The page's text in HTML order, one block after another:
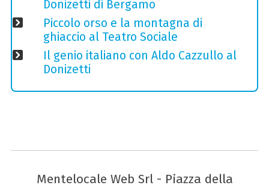
Donizetti di Bergamo
Piccolo orso e la montagna di
ghiaccio al Teatro Sociale
Il genio italiano con Aldo Cazzullo al
Donizetti
Mentelocale Web Srl - Piazza della